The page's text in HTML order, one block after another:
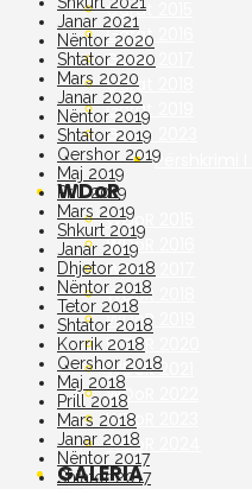
Garat 2015
Garat 2016
Garat 2017
Garat 2018
Garat 2019
Garat 2023
Përshkrimi
WDoR
WDoR 2015
WDoR 2016
WDoR 2017
WDoR 2018
WDoR 2019
WDoR 2020
WDoR 2021
WDoR 2022
WDoR 2023
WDoR 2024
GALERIA
Janar 2021
Nëntor 2020
Shtator 2020
Mars 2020
Janar 2020
Nëntor 2019
Shtator 2019
Qershor 2019
Maj 2019
Prill 2019
Mars 2019
Shkurt 2019
Janar 2019
Dhjetor 2018
Nëntor 2018
Tetor 2018
Shtator 2018
Korrik 2018
Qershor 2018
Maj 2018
Prill 2018
Mars 2018
Janar 2018
Nëntor 2017
Shtator 2017